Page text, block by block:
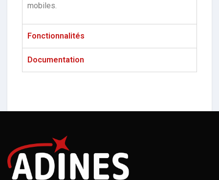
mobiles.
Fonctionnalités
Documentation